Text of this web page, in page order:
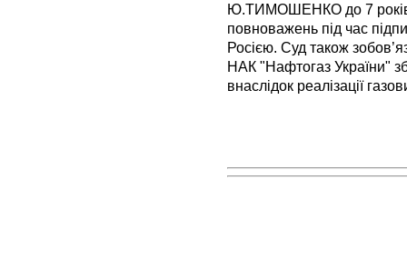
Ю.ТИМОШЕНКО до 7 років
повноважень під час
Росією. Суд також
НАК "Нафтогаз України"
внаслідок реалізації